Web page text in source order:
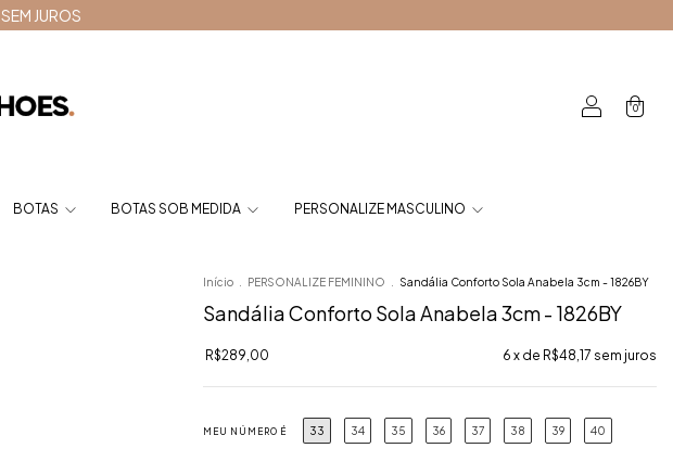
JUROS
0
BOTAS BOTAS SOB MEDIDA PERSONALIZE MASCULINO
Início PERSONALIZE FEMININO Sandália Conforto Sola Anabela 3cm - 1826BY
Sandália Conforto Sola Anabela 3cm - 1826BY
R$289,00 6 x de R$48,17 sem juros
MEU NÚMERO É 33 34 35 36 37 38 39 40